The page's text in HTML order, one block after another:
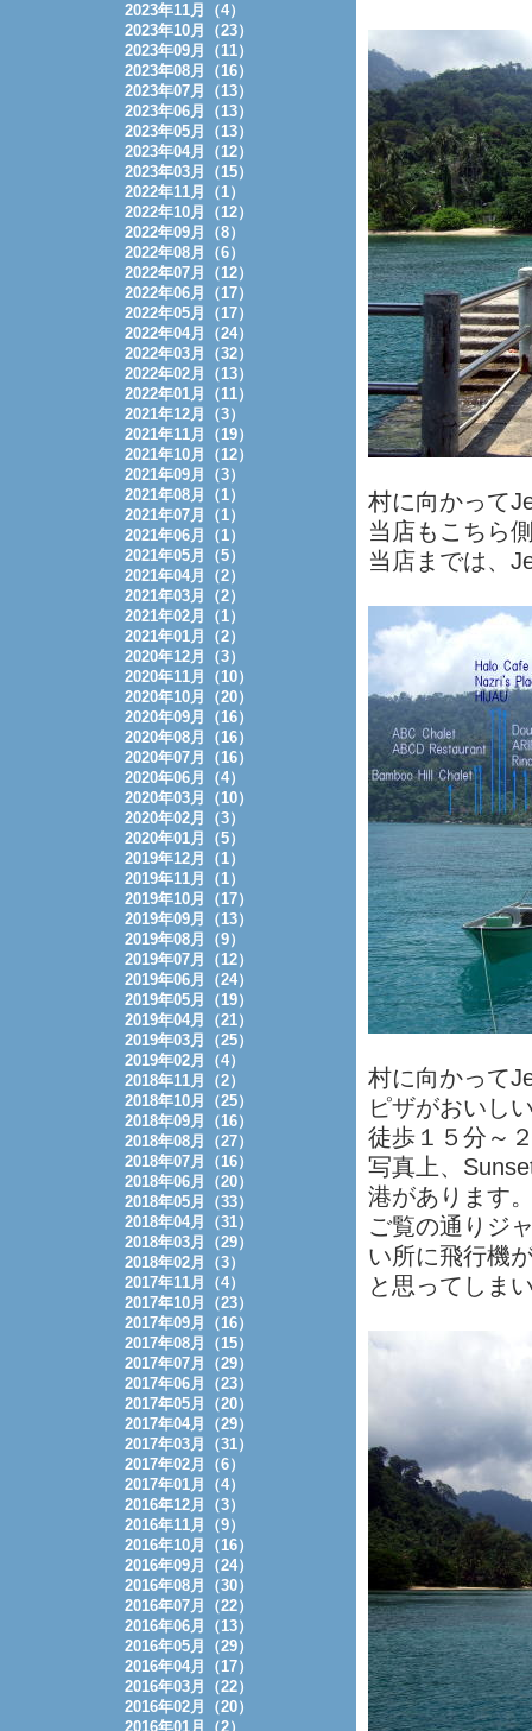
村に向かって
当店もこちら
当店までは、
村に向かって
ピザがおいし
徒歩１５分～
写真上、
港があります
ご覧の通りジ
い所に飛行機
と思ってしま
2023年11月（4）
2023年10月（23）
2023年09月（11）
2023年08月（16）
2023年07月（13）
2023年06月（13）
2023年05月（13）
2023年04月（12）
2023年03月（15）
2022年11月（1）
2022年10月（12）
2022年09月（8）
2022年08月（6）
2022年07月（12）
2022年06月（17）
2022年05月（17）
2022年04月（24）
2022年03月（32）
2022年02月（13）
2022年01月（11）
2021年12月（3）
2021年11月（19）
2021年10月（12）
2021年09月（3）
2021年08月（1）
2021年07月（1）
2021年06月（1）
2021年05月（5）
2021年04月（2）
2021年03月（2）
2021年02月（1）
2021年01月（2）
2020年12月（3）
2020年11月（10）
2020年10月（20）
2020年09月（16）
2020年08月（16）
2020年07月（16）
2020年06月（4）
2020年03月（10）
2020年02月（3）
2020年01月（5）
2019年12月（1）
2019年11月（1）
2019年10月（17）
2019年09月（13）
2019年08月（9）
2019年07月（12）
2019年06月（24）
2019年05月（19）
2019年04月（21）
2019年03月（25）
2019年02月（4）
2018年11月（2）
2018年10月（25）
2018年09月（16）
2018年08月（27）
2018年07月（16）
2018年06月（20）
2018年05月（33）
2018年04月（31）
2018年03月（29）
2018年02月（3）
2017年11月（4）
2017年10月（23）
2017年09月（16）
2017年08月（15）
2017年07月（29）
2017年06月（23）
2017年05月（20）
2017年04月（29）
2017年03月（31）
2017年02月（6）
2017年01月（4）
2016年12月（3）
2016年11月（9）
2016年10月（16）
2016年09月（24）
2016年08月（30）
2016年07月（22）
2016年06月（13）
2016年05月（29）
2016年04月（17）
2016年03月（22）
2016年02月（20）
2016年01月（2）